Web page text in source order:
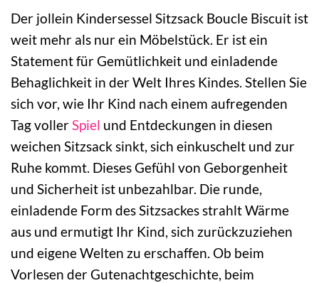
Der jollein Kindersessel Sitzsack Boucle Biscuit ist
weit mehr als nur ein Möbelstück. Er ist ein
Statement für Gemütlichkeit und einladende
Behaglichkeit in der Welt Ihres Kindes. Stellen Sie
sich vor, wie Ihr Kind nach einem aufregenden
Tag vollerSpiel und Entdeckungen in diesen
weichen Sitzsack sinkt, sich einkuschelt und zur
Ruhe kommt. Dieses Gefühl von Geborgenheit
und Sicherheit ist unbezahlbar. Die runde,
einladende Form des Sitzsackes strahlt Wärme
aus und ermutigt Ihr Kind, sich zurückzuziehen
und eigene Welten zu erschaffen. Ob beim
Vorlesen der Gutenachtgeschichte, beim